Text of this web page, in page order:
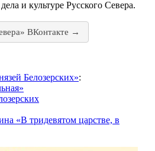
и культуре Русского Севера.
ВКонтакте →
Белозерских»:
«В тридевятом царстве, в